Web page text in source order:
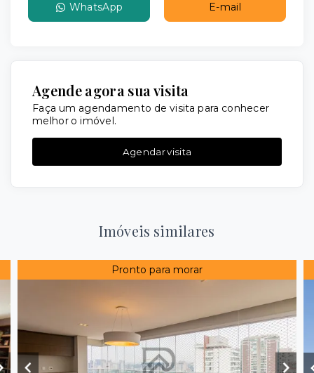
WhatsApp E-mail
Agende agora sua visita
Faça um agendamento de visita para conhecer
melhor o imóvel.
Agendar visita
Imóveis similares
Pronto para morar